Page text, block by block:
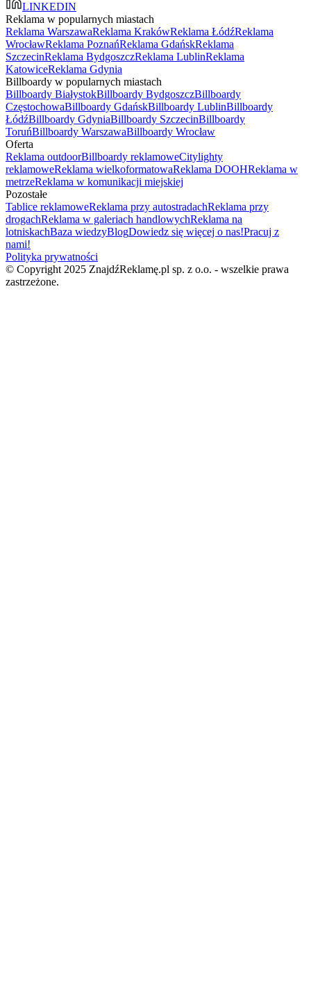
LINKEDIN
Reklama w popularnych miastach
Reklama WarszawaReklama KrakówReklama ŁódźReklama
WrocławReklama PoznańReklama GdańskReklama
SzczecinReklama BydgoszczReklama LublinReklama
KatowiceReklama Gdynia
Billboardy w popularnych miastach
Billboardy BiałystokBillboardy BydgoszczBillboardy
CzęstochowaBillboardy GdańskBillboardy LublinBillboardy
ŁódźBillboardy GdyniaBillboardy SzczecinBillboardy
ToruńBillboardy WarszawaBillboardy Wrocław
Oferta
Reklama outdoorBillboardy reklamoweCitylighty
reklamoweReklama wielkoformatowaReklama DOOHReklama w
metrzeReklama w komunikacji miejskiej
Pozostałe
Tablice reklamoweReklama przy autostradachReklama przy
drogachReklama w galeriach handlowychReklama na
lotniskachBaza wiedzyBlogDowiedz się więcej o nas!Pracuj z
nami!
Polityka prywatności
© Copyright 2025 ZnajdźReklamę.pl sp. z o.o. - wszelkie prawa
zastrzeżone.